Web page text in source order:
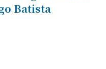
Batista